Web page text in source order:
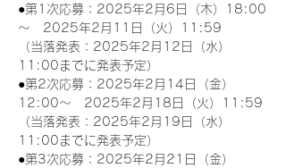
●第1次応募：2025年2月6日（木）18:00
～　2025年2月11日（火）11:59
（当落発表：2025年2月12日（水）
11:00までに発表予定）
●第2次応募：2025年2月14日（金）
12:00～　2025年2月18日（火）11:59
（当落発表：2025年2月19日（水）
11:00までに発表予定）
●第3次応募：2025年2月21日（金）